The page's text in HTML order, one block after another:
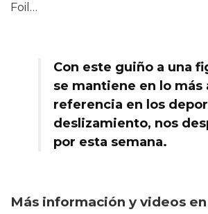
Foil…
Con este guiño a una
se mantiene en lo más
referencia en los
deslizamiento, nos
por esta semana.
Más información y videos en